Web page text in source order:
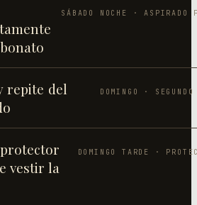
SÁBADO NOCHE · ASPIRADO
repite del
DOMINGO ·
vestir la
DOMINGO TARDE ·